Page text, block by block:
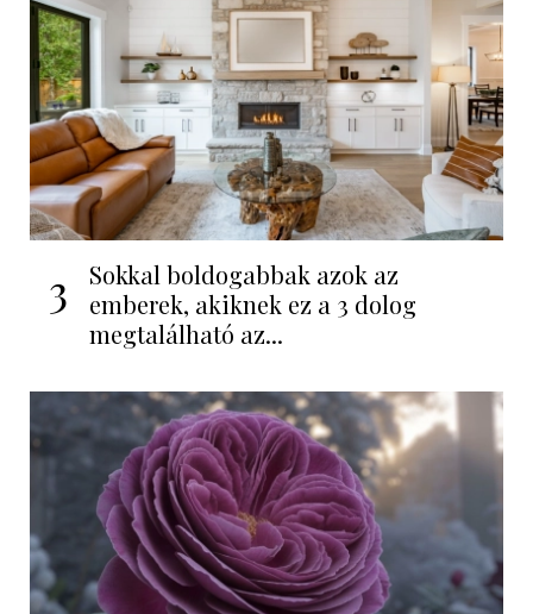
3
Sokkal boldogabbak azok az
emberek, akiknek ez a 3 dolog
megtalálható az...